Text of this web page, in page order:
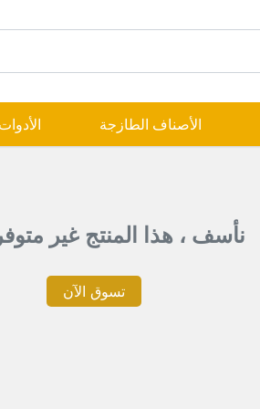
الأصناف الطازجة
نأسف ، هذا المنتج غير
تسوق الآن